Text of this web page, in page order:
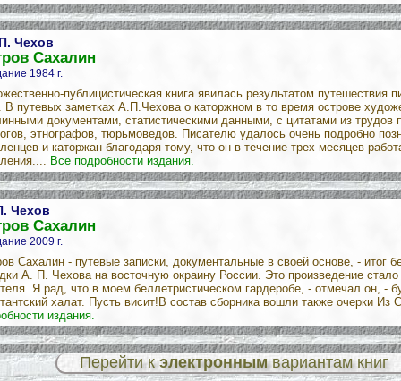
Чехов
Сахалин
1984 г.
публицистическая книга явилась результатом путешествия
В путевых заметках А.П.Чехова о каторжном в то время острове
документами, статистическими данными, с цитатами из трудов
этнографов, тюрьмоведов. Писателю удалось очень подробно
и каторжан благодаря тому, что он в течение трех месяцев
Все подробности издания.
Чехов
Сахалин
2009 г.
Сахалин - путевые записки, документальные в своей основе, - итог
А. П. Чехова на восточную окраину России. Это произведение
Я рад, что в моем беллетристическом гардеробе, - отмечал он, -
халат. Пусть висит!В состав сборника вошли также очерки Из
издания.
Перейти кэлектроннымвариантам книг